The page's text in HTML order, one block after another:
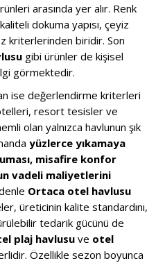
arasında yer alır. Renk
dokuma yapısı, çeyiz
kriterlerinden biridir. Son
gibi ürünler de kişisel
görmektedir.
ise değerlendirme kriterleri
resort tesisler ve
olan yalnızca havlunun şık
yüzlerce yıkamaya
misafire konfor
vadeli maliyetlerini
Ortaca otel havlusu
üreticinin kalite standardını,
tedarik gücünü de
plaj havlusu ve otel
Özellikle sezon boyunca